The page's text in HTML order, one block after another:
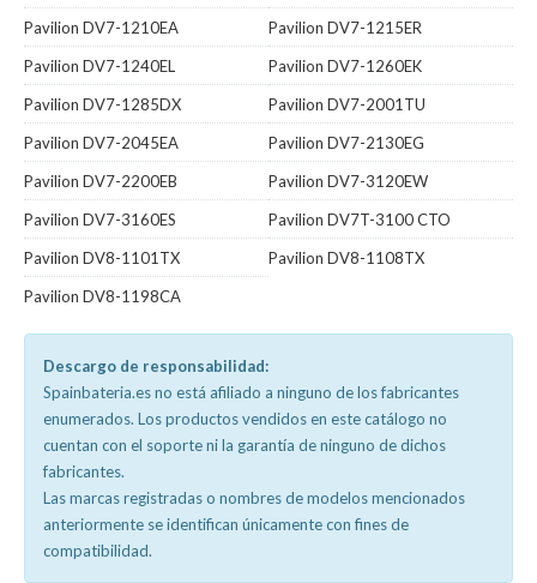
Pavilion DV7-1210EA
Pavilion DV7-1215ER
Pavilion DV7-1240EL
Pavilion DV7-1260EK
Pavilion DV7-1285DX
Pavilion DV7-2001TU
Pavilion DV7-2045EA
Pavilion DV7-2130EG
Pavilion DV7-2200EB
Pavilion DV7-3120EW
Pavilion DV7-3160ES
Pavilion DV7T-3100 CTO
Pavilion DV8-1101TX
Pavilion DV8-1108TX
Pavilion DV8-1198CA
Descargo de responsabilidad:
Spainbateria.es no está afiliado a ninguno de los fabricantes
enumerados. Los productos vendidos en este catálogo no
cuentan con el soporte ni la garantía de ninguno de dichos
fabricantes.
Las marcas registradas o nombres de modelos mencionados
anteriormente se identifican únicamente con fines de
compatibilidad.